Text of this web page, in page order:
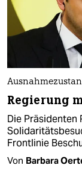
Regierung
Die Präsidenten
Frontlinie
Von Barbara